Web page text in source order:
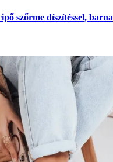
szőrme díszítéssel, barna